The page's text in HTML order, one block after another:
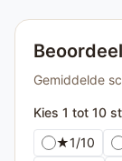
Gemiddelde
Kies 1 tot 10
★1/10